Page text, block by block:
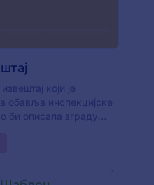
који је
обавља инспекцијске
би описала зграду
могу направити